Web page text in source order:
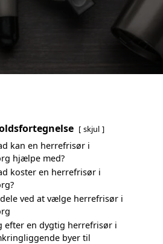
skjul
kan en herrefrisør i
hjælpe med?
koster en herrefrisør i
ved at vælge herrefrisør i
efter en dygtig herrefrisør i
byer til